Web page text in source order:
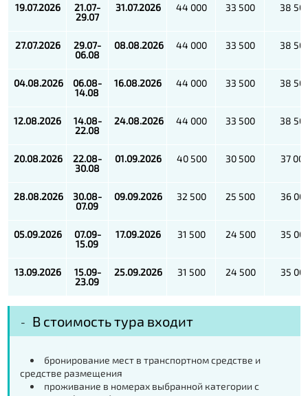
19.07.2026
21.07-
29.07
31.07.2026 44 000 33 500 38
27.07.2026
29.07-
06.08
08.08.2026 44 000 33 500 38
04.08.2026
06.08-
14.08
16.08.2026 44 000 33 500 38
12.08.2026
14.08-
22.08
24.08.2026 44 000 33 500 38
20.08.2026
22.08-
30.08
01.09.2026 40 500 30 500 37
28.08.2026
30.08-
07.09
09.09.2026 32 500 25 500 36
05.09.2026
07.09-
15.09
17.09.2026 31 500 24 500 35
13.09.2026
15.09-
23.09
25.09.2026 31 500 24 500 35
В стоимость тура входит
бронирование мест в транспортном средстве и
средстве размещения
проживание в номерах выбранной категории с